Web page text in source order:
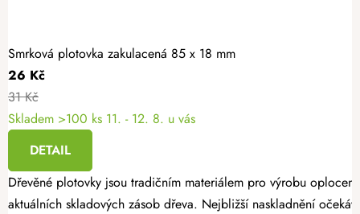
Smrková plotovka zakulacená 85 x 18 mm
26 Kč
31 Kč
Skladem >100 ks 11. - 12. 8. u vás
DETAIL
Dřevěné plotovky jsou tradičním materiálem pro výrobu
aktuálních skladových zásob dřeva. Nejbližší naskladnění